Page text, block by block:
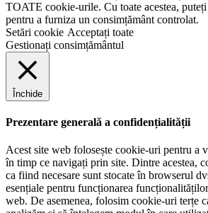
TOATE cookie-urile. Cu toate acestea,
pentru a furniza un consimțământ controlat.
Setări cookie Acceptați toate
Gestionați consimțământul
Închide
Prezentare generală a confidențialității
Acest site web folosește cookie-uri pentru a
în timp ce navigați prin site. Dintre acestea,
ca fiind necesare sunt stocate în browserul
esențiale pentru funcționarea
web. De asemenea, folosim cookie-uri terțe